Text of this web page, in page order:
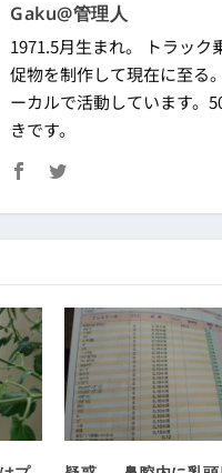
Gaku@管理人
1971.5月生まれ。 トラッ
促物を制作して現在に至る
ーカルで活動しています。
きです。